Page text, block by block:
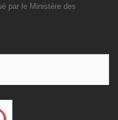
par le Ministère des